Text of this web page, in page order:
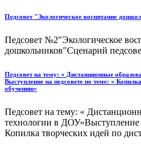
Педсовет "Экологическое воспитание
Педсовет №2"Экологическое
дошкольников"Сценарий
Педсовет на тему: « Дистанционные
Выступление на педсовете по теме: «
обучению»
Педсовет на тему: «
технологии в ДОУ»Выступление
Копилка творческих идей по